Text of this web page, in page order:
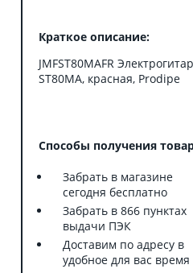
Краткое описание:
JMFST80MAFR
ST80MA, красная, Prodipe
Способы получения
Забрать в магазине
сегодня бесплатно
Забрать в 866 пунктах
выдачи ПЭК
Доставим по адресу в
удобное для вас время